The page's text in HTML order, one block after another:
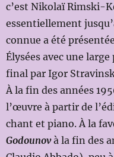
c’est Nikolaï Rimski-
essentiellement
connue a été
Élysées avec une
final par Igor
À la fin des années
l’œuvre à partir de
chant et piano. À la
Godounovà la fin des